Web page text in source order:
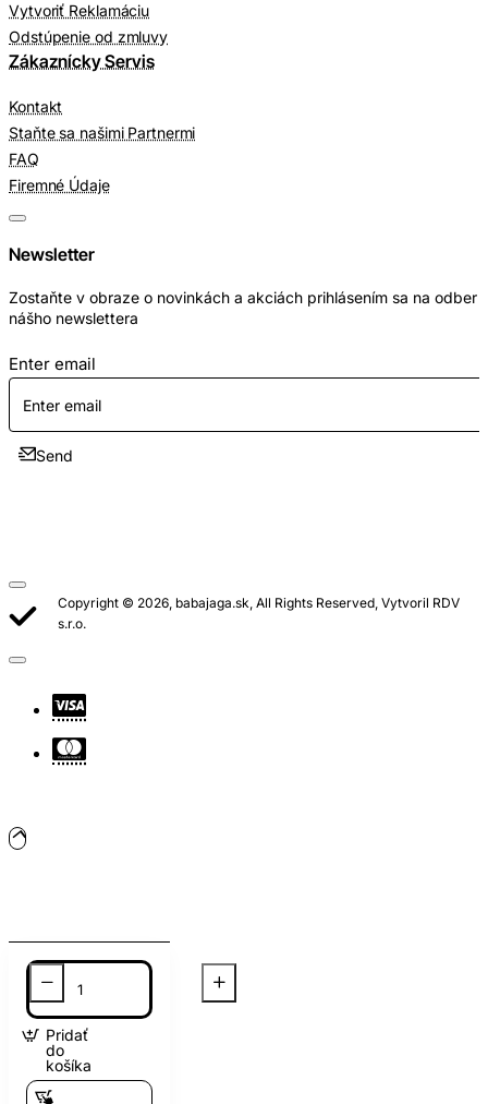
Pridať
do
košíka
Vytvoriť Reklamáciu
Odstúpenie od zmluvy
Zákaznícky Servis
Kontakt
Staňte sa našimi Partnermi
FAQ
Firemné Údaje
Newsletter
Zostaňte v obraze o novinkách a akciách prihlásením sa na odber
nášho newslettera
Enter email
Send
Copyright © 2026, babajaga.sk, All Rights Reserved, Vytvoril RDV
s.r.o.